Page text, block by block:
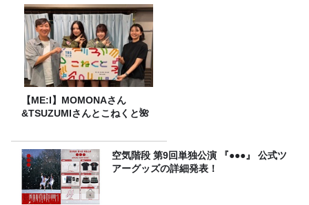
【ME:I】MOMONAさん
&TSUZUMIさんとこねくと🌺
空気階段 第9回単独公演 『●●●』 公式ツ
アーグッズの詳細発表！